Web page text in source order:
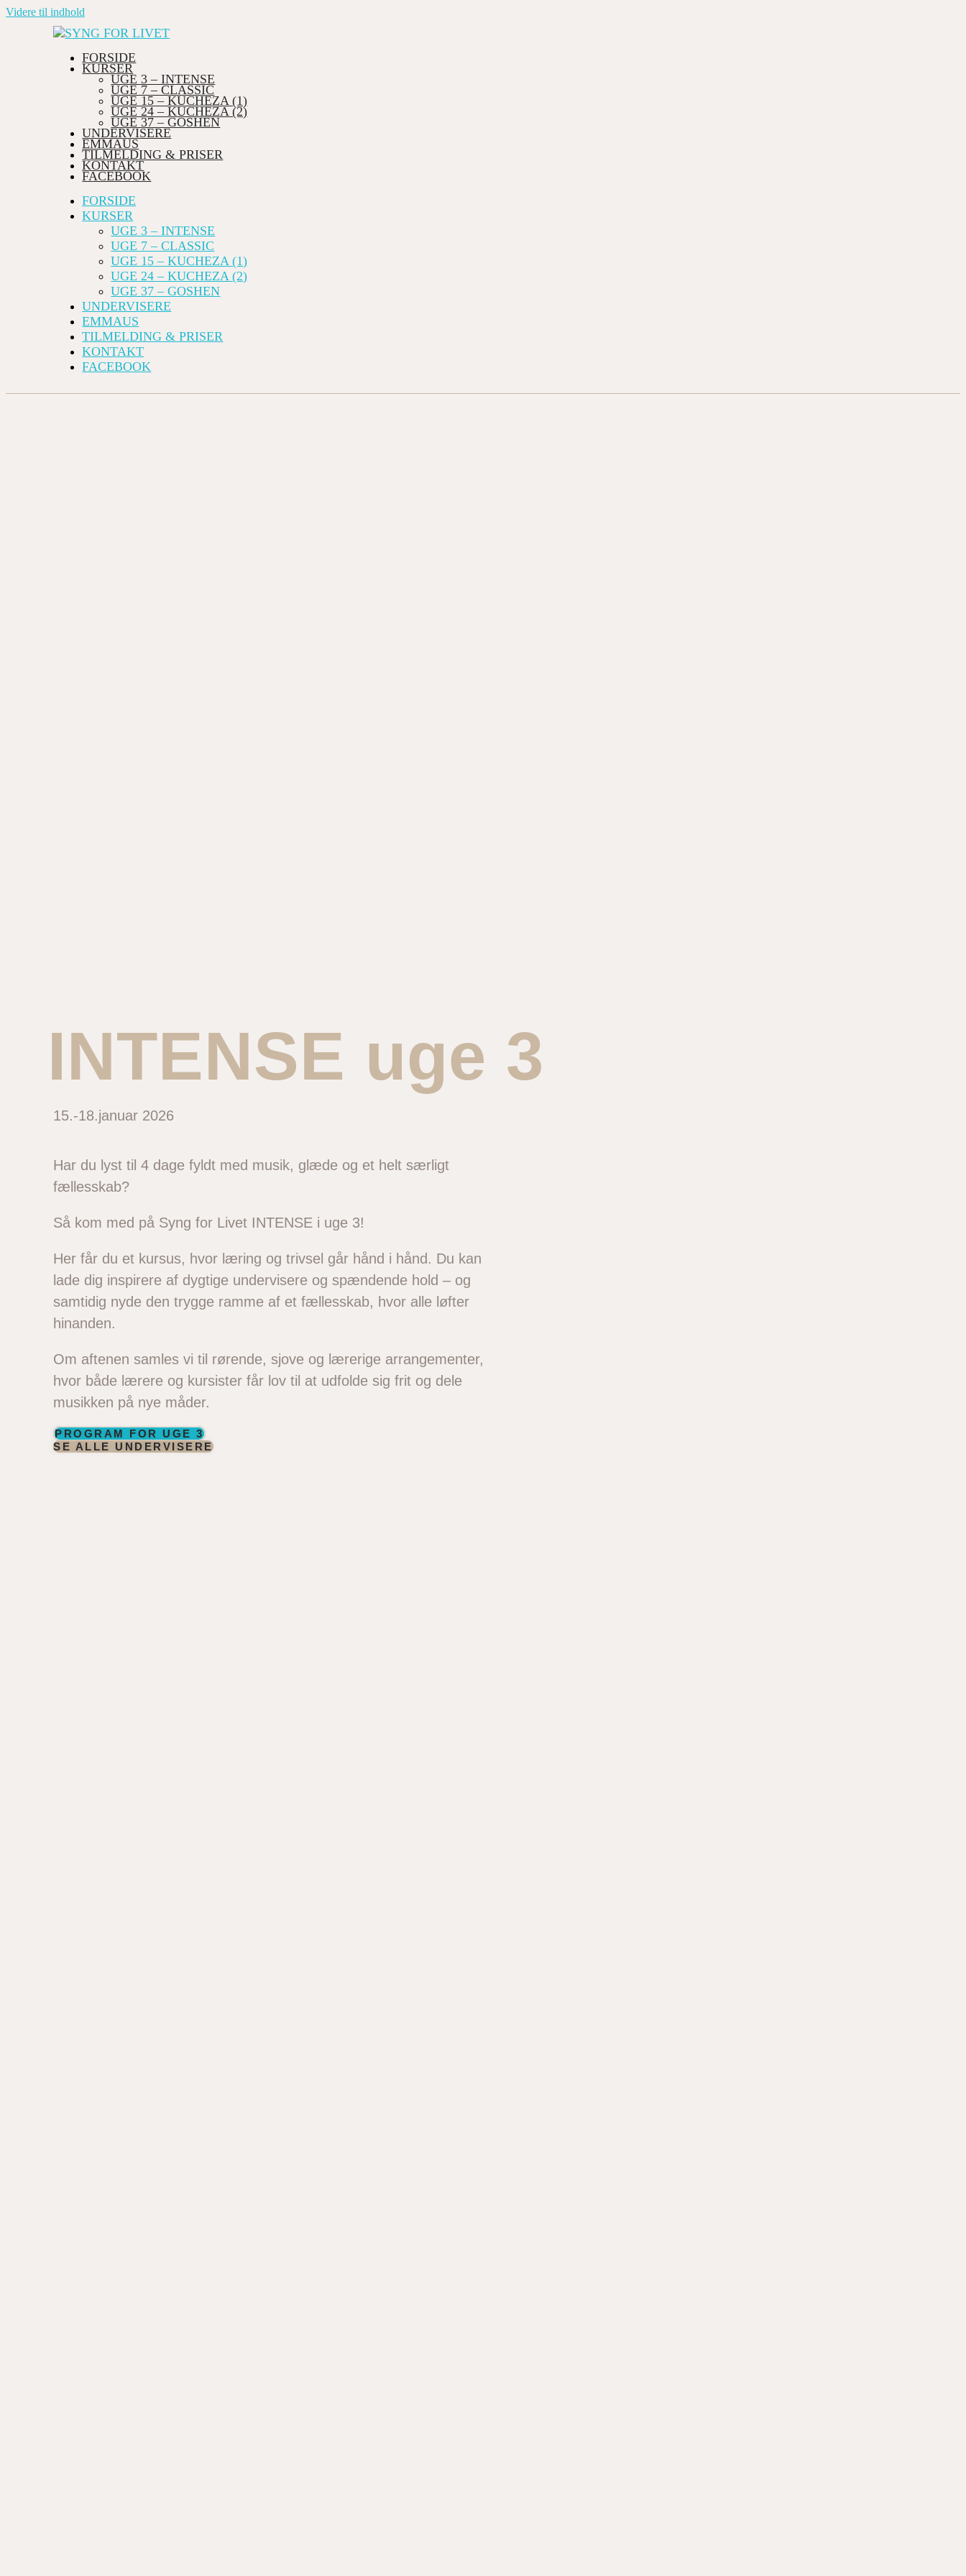
Videre til indhold
FORSIDE
KURSER
UGE 3 – INTENSE
UGE 7 – CLASSIC
UGE 15 – KUCHEZA (1)
UGE 24 – KUCHEZA (2)
UGE 37 – GOSHEN
UNDERVISERE
EMMAUS
TILMELDING & PRISER
KONTAKT
FACEBOOK
FORSIDE
KURSER
UGE 3 – INTENSE
UGE 7 – CLASSIC
UGE 15 – KUCHEZA (1)
UGE 24 – KUCHEZA (2)
UGE 37 – GOSHEN
UNDERVISERE
EMMAUS
TILMELDING & PRISER
KONTAKT
FACEBOOK
INTENSE uge 3
15.-18.januar 2026
Har du lyst til 4 dage fyldt med musik, glæde og et helt særligt
fællesskab?
Så kom med på Syng for Livet INTENSE i uge 3!
Her får du et kursus, hvor læring og trivsel går hånd i hånd. Du kan
lade dig inspirere af dygtige undervisere og spændende hold – og
samtidig nyde den trygge ramme af et fællesskab, hvor alle løfter
hinanden.
Om aftenen samles vi til rørende, sjove og lærerige arrangementer,
hvor både lærere og kursister får lov til at udfolde sig frit og dele
musikken på nye måder.
PROGRAM FOR UGE 3
SE ALLE UNDERVISERE